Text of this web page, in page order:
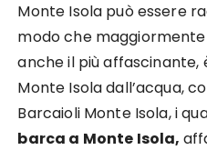
Monte Isola può essere
modo che
anche il più affascinante,
Monte Isola dall’acqua,
Barcaioli Monte Isola, i
barca a Monte Isola,